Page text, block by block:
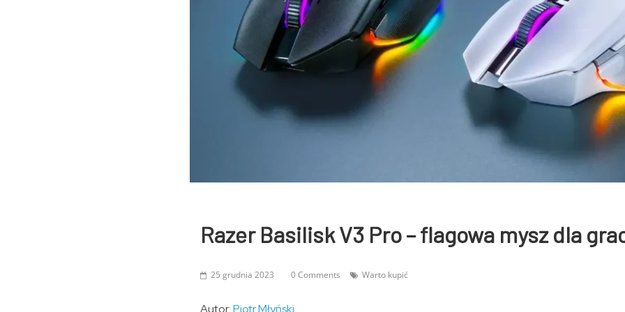
Razer Basilisk V3 Pro – flagowa mysz dla
25 grudnia 2023 0 Comments Warto kupić
Autor:Piotr Młyński